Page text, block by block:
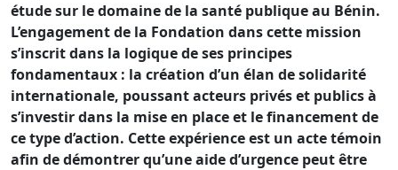
étude sur le domaine de la santé publique au Bénin.
L’engagement de la Fondation dans cette mission
s’inscrit dans la logique de ses principes
fondamentaux : la création d’un élan de solidarité
internationale, poussant acteurs privés et publics à
s’investir dans la mise en place et le financement de
ce type d’action. Cette expérience est un acte témoin
afin de démontrer qu’une aide d’urgence peut être